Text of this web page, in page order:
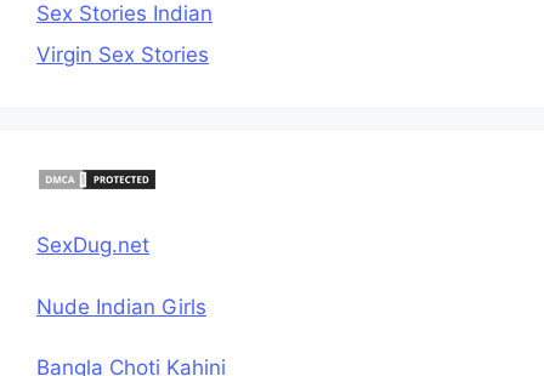
Sex Stories Indian
Virgin Sex Stories
SexDug.net
Nude Indian Girls
Bangla Choti Kahini